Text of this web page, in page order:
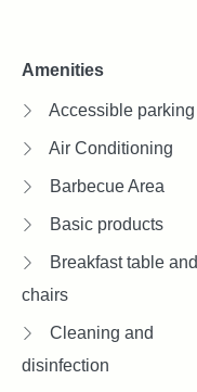
Amenities
Accessible parking
Air Conditioning
Barbecue Area
Basic products
Breakfast table and
chairs
Cleaning and
disinfection